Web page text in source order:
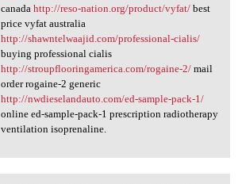
canada http://reso-nation.org/product/vyfat/best
price vyfat australia
http://shawntelwaajid.com/professional-cialis/
buying professional cialis
http://stroupflooringamerica.com/rogaine-2/mail
order rogaine-2 generic
http://nwdieselandauto.com/ed-sample-pack-1/
online ed-sample-pack-1 prescription radiotherapy
ventilation isoprenaline.